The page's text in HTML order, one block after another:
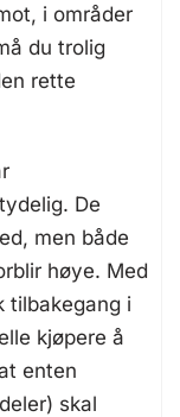
i områder
du trolig
rette
De
men både
høye. Med
tilbakegang i
kjøpere å
enten
skal